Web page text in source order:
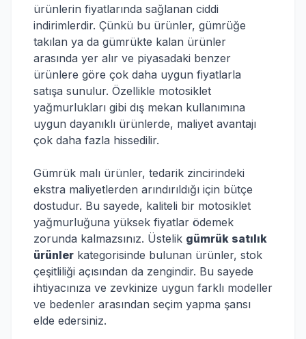
ürünlerin fiyatlarında sağlanan ciddi
indirimlerdir. Çünkü bu ürünler, gümrüğe
takılan ya da gümrükte kalan ürünler
arasında yer alır ve piyasadaki benzer
ürünlere göre çok daha uygun fiyatlarla
satışa sunulur. Özellikle motosiklet
yağmurlukları gibi dış mekan kullanımına
uygun dayanıklı ürünlerde, maliyet avantajı
çok daha fazla hissedilir.
Gümrük malı ürünler, tedarik zincirindeki
ekstra maliyetlerden arındırıldığı için bütçe
dostudur. Bu sayede, kaliteli bir motosiklet
yağmurluğuna yüksek fiyatlar ödemek
zorunda kalmazsınız. Üstelik gümrük satılık
ürünler kategorisinde bulunan ürünler, stok
çeşitliliği açısından da zengindir. Bu sayede
ihtiyacınıza ve zevkinize uygun farklı modeller
ve bedenler arasından seçim yapma şansı
elde edersiniz.